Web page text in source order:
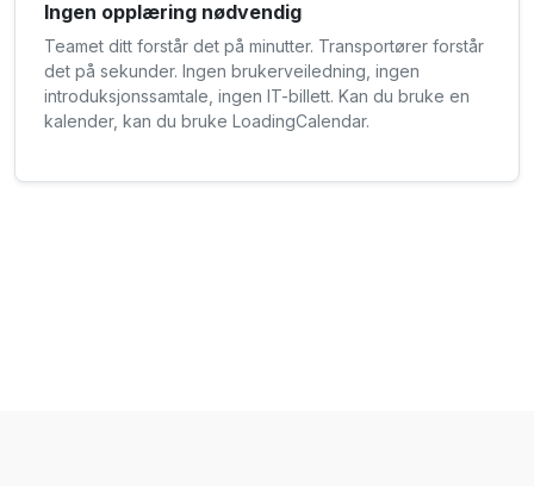
Ingen opplæring nødvendig
Teamet ditt forstår det på minutter. Transportører forstår
det på sekunder. Ingen brukerveiledning, ingen
introduksjonssamtale, ingen IT-billett. Kan du bruke en
kalender, kan du bruke LoadingCalendar.